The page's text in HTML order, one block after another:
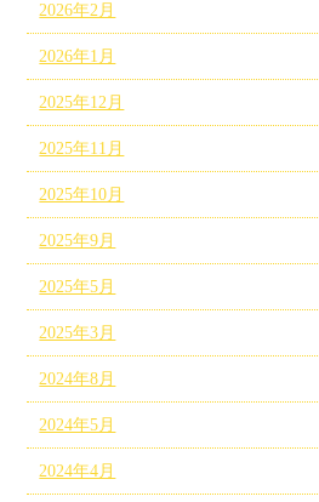
2026年2月
2026年1月
2025年12月
2025年11月
2025年10月
2025年9月
2025年5月
2025年3月
2024年8月
2024年5月
2024年4月